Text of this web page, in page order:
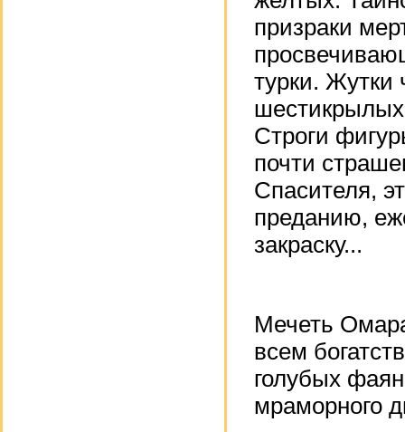
призраки
турки. Жутки
Строги
почти
Спасителя,
преданию,
закраску...
Мечеть
всем
голубых
мраморного